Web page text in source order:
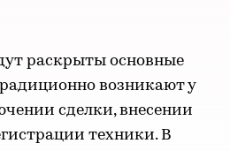
раскрыты основные
возникают у
сделки, внесении
техники. В